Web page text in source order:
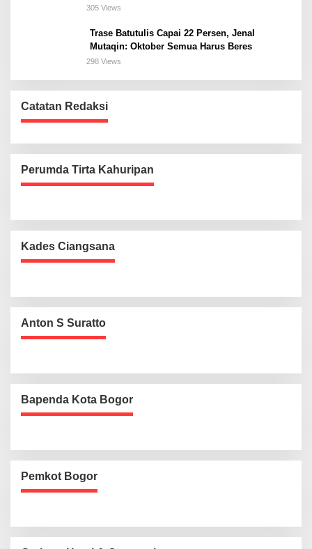
305 Views
Trase Batutulis Capai 22 Persen, Jenal
Mutaqin: Oktober Semua Harus Beres
298 Views
Catatan Redaksi
Perumda Tirta Kahuripan
Kades Ciangsana
Anton S Suratto
Bapenda Kota Bogor
Pemkot Bogor